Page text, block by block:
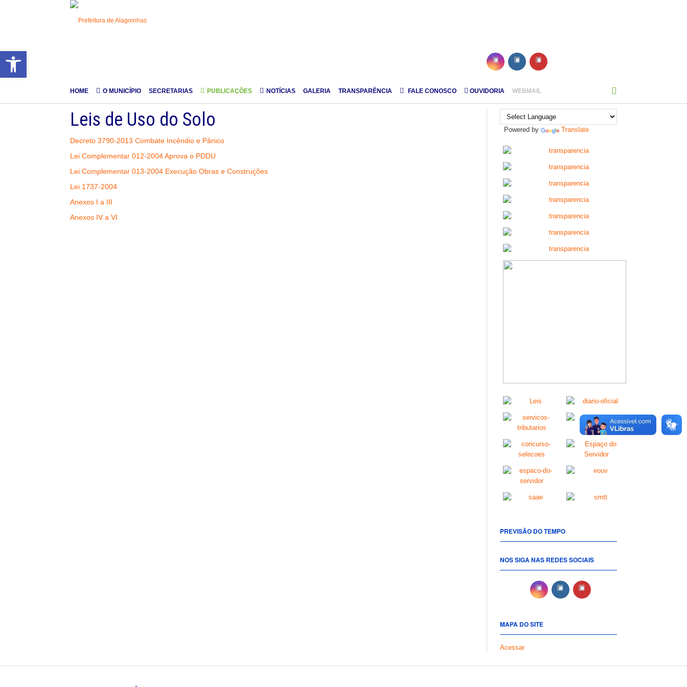
HOME O MUNICÍPIO SECRETARIAS PUBLICAÇÕES NOTÍCIAS GALERIA TRANSPARÊNCIA FALE CONOSCO OUVIDORIA WEBMAIL
Leis de Uso do Solo
Decreto 3790-2013 Combate Incêndio e Pânico
Lei Complementar 012-2004 Aprova o PDDU
Lei Complementar 013-2004 Execução Obras e Construções
Lei 1737-2004
Anexos I a III
Anexos IV a VI
Powered by Translate
PREVISÃO DO TEMPO
NOS SIGA NAS REDES SOCIAIS
MAPA DO SITE
Acessar
Barra de Ferramentas Aberta